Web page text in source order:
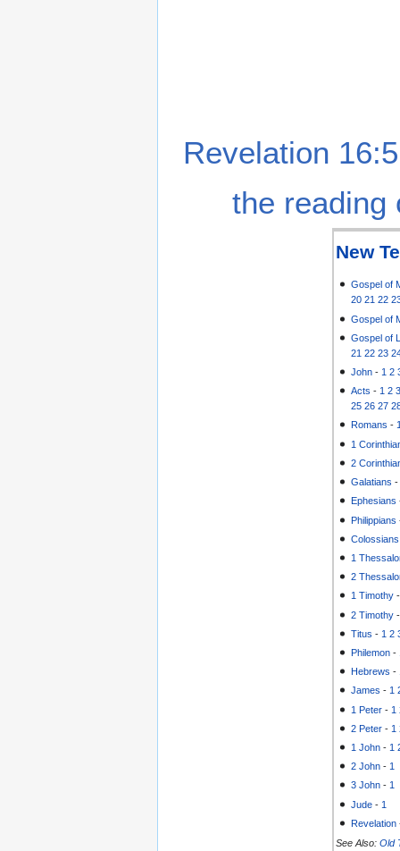
Revelation
the reading
New
Gospel of
20 21 22
Gospel of
Gospel of
21 22 23
John - 1 2
Acts - 1 2
25 26 27
Romans -
1
2
Galatians
Ephesians
Philippians
Colossians
1
2
1 Timothy
2 Timothy
Titus - 1 2
Philemon -
Hebrews -
James - 1
1 Peter - 1
2 Peter - 1
1 John - 1
2 John - 1
3 John - 1
Jude - 1
Revelation
See Also: Old